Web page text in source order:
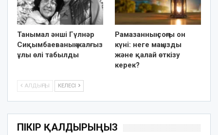
Танымал әнші Гүлнәр
Сиқымбаеваның жалғыз
ұлы өлі табылды
Рамазанның соңғы он
күні: неге маңызды
және қалай өткізу
керек?
АЛДЫҢҒЫ КЕЛЕСІ
ПІКІР ҚАЛДЫРЫҢЫЗ